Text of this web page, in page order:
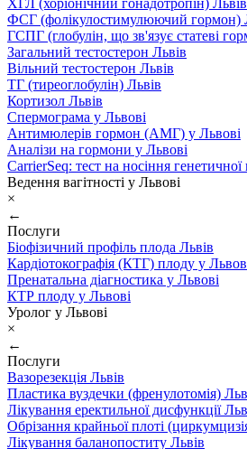
ХГЛ (хоріонічний гонадотропін) Львів
ФСГ (фолікулостимулюючий гормон)
ГСПГ (глобулін, що зв'язує статеві
Загальний тестостерон Львів
Вільний тестостерон Львів
ТГ (тиреоглобулін) Львів
Кортизол Львів
Спермограма у Львові
Антимюлерів гормон (АМГ) у Львові
Аналізи на гормони у Львові
CarrierSeq: тест на носіння генетичної
Ведення вагітності у Львові
×
←
Послуги
Біофізичний профіль плода Львів
Кардіотокографія (КТГ) плоду у
Пренатальна діагностика у Львові
КТР плоду у Львові
Уролог у Львові
×
←
Послуги
Вазорезекція Львів
Пластика вуздечки (френулотомія)
Лікування еректильної дисфункції
Обрізання крайньої плоті
Лікування баланопоститу Львів